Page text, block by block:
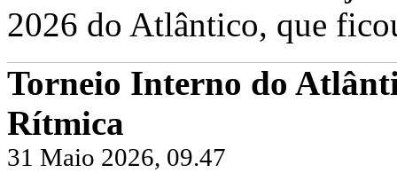
2026 do Atlântico, que
Torneio Interno do
Rítmica
31 Maio 2026, 09.47